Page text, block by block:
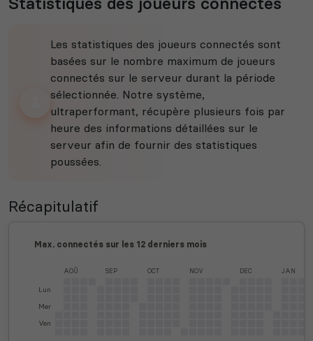
Les statistiques des joueurs connectés sont
basées sur le nombre maximum de joueurs
connectés sur le serveur durant la période
sélectionnée. Notre système,
ultraperformant, récupère plusieurs fois par
heure des informations détaillées sur le
serveur afin de fournir des statistiques
poussées.
Récapitulatif
Max. connectés sur les 12 derniers mois
Lun
Mer
Ven
AOÛ SEP OCT NOV DEC JAN